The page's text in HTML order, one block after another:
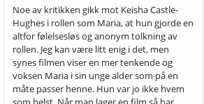
Noe av kritikken gikk mot Keisha Castle-
Hughes i rollen som Maria, at hun gjorde en
altfor følelsesløs og anonym tolkning av
rollen. Jeg kan være litt enig i det, men
synes filmen viser en mer tenkende og
voksen Maria i sin unge alder som på en
måte passer henne. Hun var jo ikke hvem